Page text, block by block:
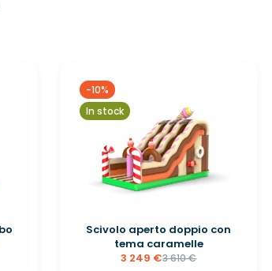
-10%
In stock
Scivolo aperto doppio con
tema caramelle
3 249 €3 610 €